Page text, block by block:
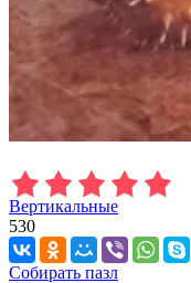
Вертикальные
530
Собирать пазл